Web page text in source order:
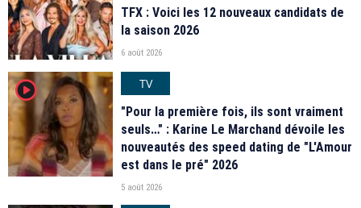
TFX : Voici les 12 nouveaux candidats de
la saison 2026
6 août 2026
player2
TV
"Pour la première fois, ils sont vraiment
seuls…" : Karine Le Marchand dévoile les
nouveautés des speed dating de "L'Amour
est dans le pré" 2026
5 août 2026